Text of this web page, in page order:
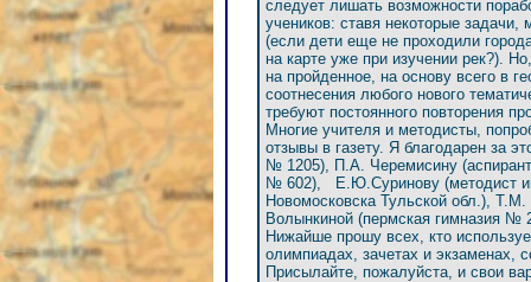
следует лишать возможности
учеников: ставя некоторые
(если дети еще не проходили
на карте уже при изучении рек?).
на пройденное, на основу всего в
соотнесения любого нового
требуют постоянного повторения
Многие учителя и методисты,
отзывы в газету. Я благодарен за
№ 1205), П.А. Черемисину
№ 602), Е.Ю.Суринову (методист
Новомосковска Тульской обл.),
Волынкиной (пермская гимназия №
Нижайше прошу всех, кто
олимпиадах, зачетах и экзаменах,
Присылайте, пожалуйста, и свои